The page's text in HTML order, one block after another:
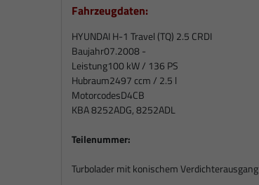
Fahrzeugdaten:
HYUNDAI H-1 Travel (TQ) 2.5 CRDI
Baujahr07.2008 -
Leistung100 kW / 136 PS
Hubraum2497 ccm / 2.5 l
MotorcodesD4CB
KBA 8252ADG, 8252ADL
Teilenummer:
Turbolader mit konischem Verdichterausgang